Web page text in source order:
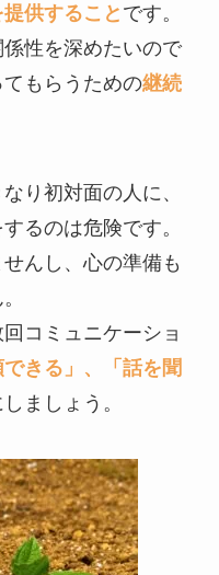
供すること です。
性を深めたいので
もらうための継続
り初対面の人に、
るのは危険です。
んし、心の準備も
コミュニケーショ
できる」、「話を聞
ましょう。